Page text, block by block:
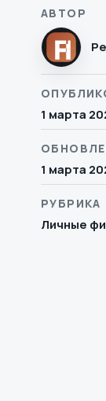
АВТОР
1 марта
1 марта
РУБРИКА
Личные